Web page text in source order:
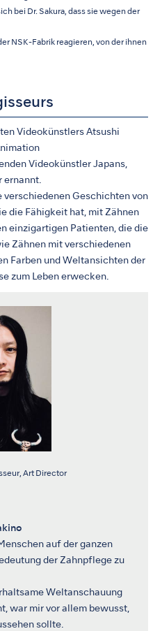
bei Dr. Sakura, dass sie wegen der
NSK-Fabrik reagieren, von der ihnen
Videokünstlers Atsushi
Videokünstler Japans,
ernannt.
verschiedenen Geschichten von
die Fähigkeit hat, mit Zähnen
einzigartigen Patienten, die die
Zähnen mit verschiedenen
Farben und Weltansichten der
zum Leben erwecken.
Art Director
auf der ganzen
der Zahnpflege zu
Weltanschauung
war mir vor allem bewusst,
sollte.